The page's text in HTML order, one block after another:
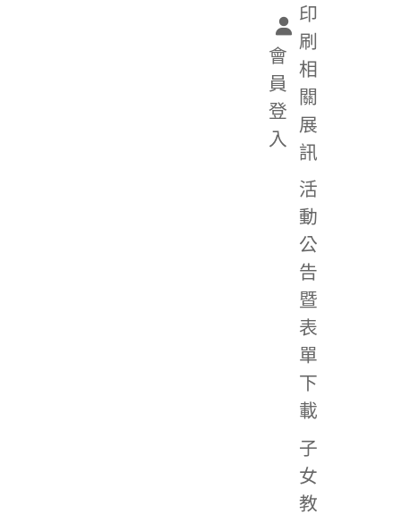
會
員
登
入
印
刷
相
關
展
訊
活
動
公
告
暨
表
單
下
載
子
女
教